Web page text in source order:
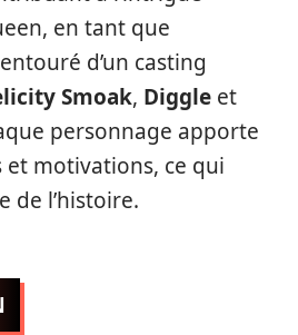
en tant que
d’un casting
Smoak, Diggle et
personnage apporte
et motivations, ce qui
de l’histoire.